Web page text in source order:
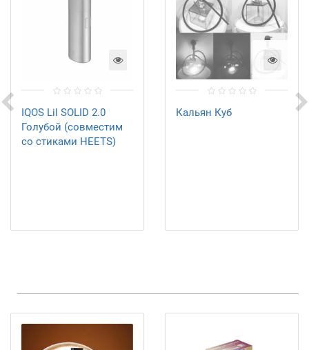
IQOS Lil SOLID 2.0
Голубой (совместим
со стиками HEETS)
Кальян Куб